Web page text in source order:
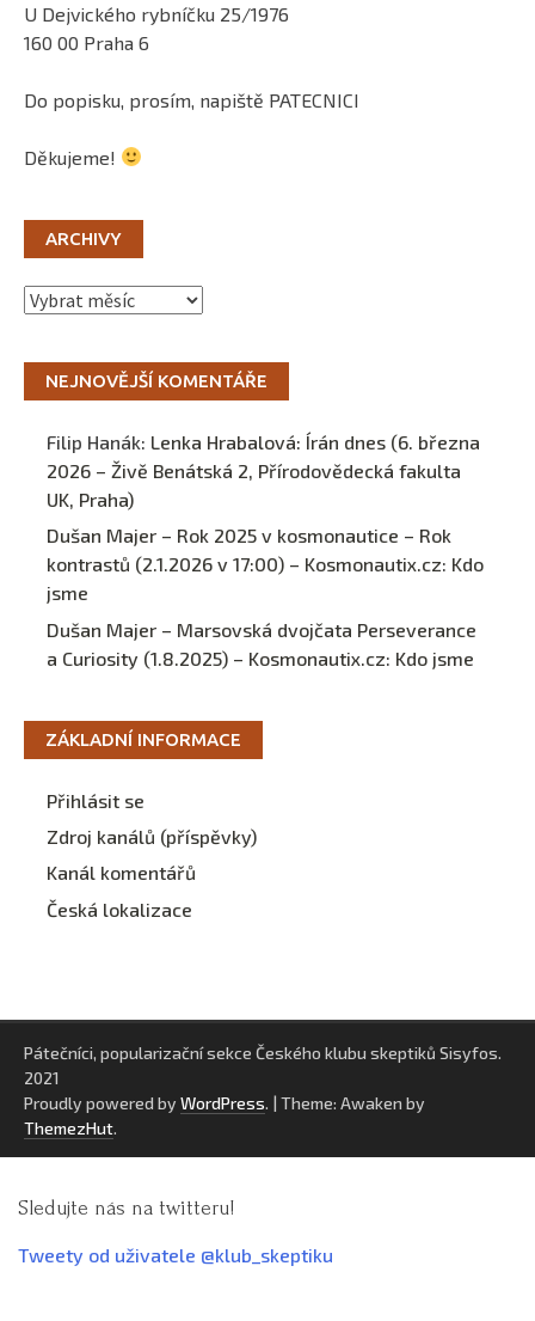
U Dejvického rybníčku 25/1976
160 00 Praha 6
Do popisku, prosím, napiště PATECNICI
Děkujeme!
ARCHIVY
Archivy
NEJNOVĚJŠÍ KOMENTÁŘE
Filip Hanák: Lenka Hrabalová: Írán dnes (6. března
2026 – Živě Benátská 2, Přírodovědecká fakulta
UK, Praha)
Dušan Majer – Rok 2025 v kosmonautice – Rok
kontrastů (2.1.2026 v 17:00) – Kosmonautix.cz: Kdo
jsme
Dušan Majer – Marsovská dvojčata Perseverance
a Curiosity (1.8.2025) – Kosmonautix.cz: Kdo jsme
ZÁKLADNÍ INFORMACE
Přihlásit se
Zdroj kanálů (příspěvky)
Kanál komentářů
Česká lokalizace
Pátečníci, popularizační sekce Českého klubu skeptiků Sisyfos.
2021
Proudly powered by WordPress. | Theme: Awaken by
ThemezHut.
Sledujte nás na twitteru!
Tweety od uživatele @klub_skeptiku